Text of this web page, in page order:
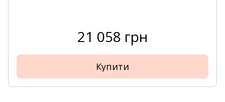
21 058 грн
Купити